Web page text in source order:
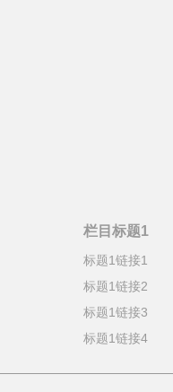
栏目标题1
标题1链接1
标题1链接2
标题1链接3
标题1链接4